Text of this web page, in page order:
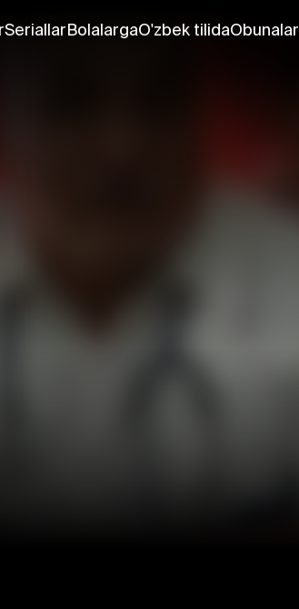
SeriallarBolalargaO'zbek tilidaObunalar